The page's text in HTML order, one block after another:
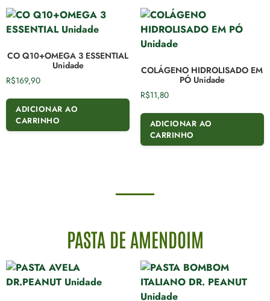
CO Q10+OMEGA 3 ESSENTIAL
Unidade
R$169,90
ADICIONAR AO
CARRINHO
COLÁGENO HIDROLISADO EM
PÓ Unidade
R$11,80
ADICIONAR AO
CARRINHO
PASTA DE AMENDOIM